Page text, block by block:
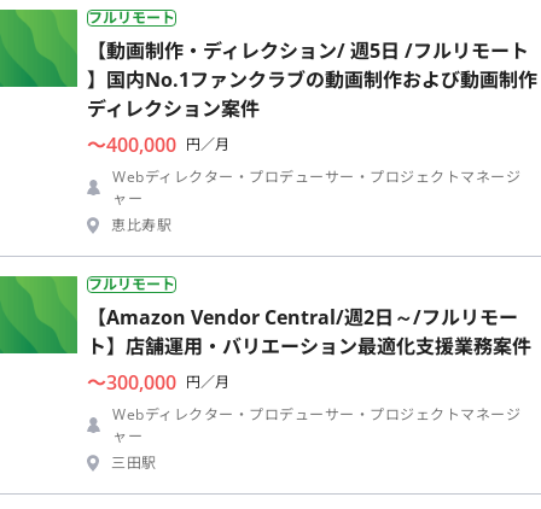
フルリモート
【動画制作・ディレクション/ 週5日 /フルリモート
】国内No.1ファンクラブの動画制作および動画制作
ディレクション案件
〜400,000 円／月
Webディレクター・プロデューサー・プロジェクトマネージ
ャー
恵比寿駅
フルリモート
【Amazon Vendor Central/週2日～/フルリモー
ト】店舗運用・バリエーション最適化支援業務案件
〜300,000 円／月
Webディレクター・プロデューサー・プロジェクトマネージ
ャー
三田駅